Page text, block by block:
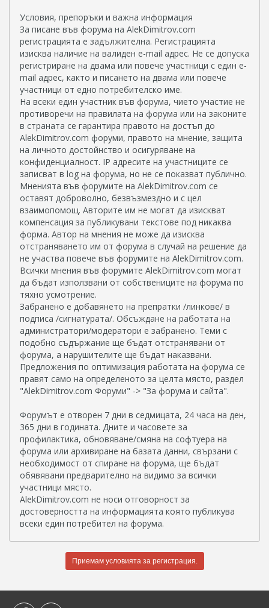
Условия, препоръки и важна информация
За писане във форума на AlekDimitrov.com
регистрацията е задължителна. Регистрацията
изисква наличие на валиден e-mail адрес. Не се допуска
регистриране на двама или повече участници с един e-
mail aдрес, както и писането на двама или повече
участници от едно потребителско име.
На всеки един участник във форума, чието участие не
противоречи на правилата на форума или на законите
в страната се гарантира правото на достъп до
AlekDimitrov.com форуми, правото на мнение, защита
на личното достойнство и осигуряване на
конфиденциалност. IP адресите на участниците се
записват в log на форума, но не се показват публично.
Мненията във форумите на AlekDimitrov.com се
оставят доброволно, безвъзмездно и с цел
взаимопомощ. Авторите им не могат да изискват
компенсация за публикувани текстове под никаква
форма. Автор на мнения не може да изисква
отстраняването им от форума в случай на решение да
не участва повече във форумите на AlekDimitrov.com.
Всички мнения във форумите AlekDimitrov.com могат
да бъдат използвани от собствениците на форума по
тяхно усмотрение.
Забранено е добавянето на препратки /линкове/ в
подписа /сигнатурата/. Обсъждане на работата на
администратори/модератори е забранено. Теми с
подобно съдържание ще бъдат отстранявани от
форума, а нарушителите ще бъдат наказвани.
Предложения по оптимизация работата на форума се
правят само на определеното за целта място, раздел
"AlekDimitrov.com Форуми" -> "За форума и сайта".
Форумът е отворен 7 дни в седмицата, 24 часа на ден,
365 дни в годината. Дните и часовете за
профилактика, обновяване/смяна на софтуера на
форума или архивиране на базата данни, свързани с
необходимост от спиране на форума, ще бъдат
обявявани предварително на видимо за всички
участници място.
AlekDimitrov.com не носи отговорност за
достоверността на информацията която публикува
всеки един потребител на форума.